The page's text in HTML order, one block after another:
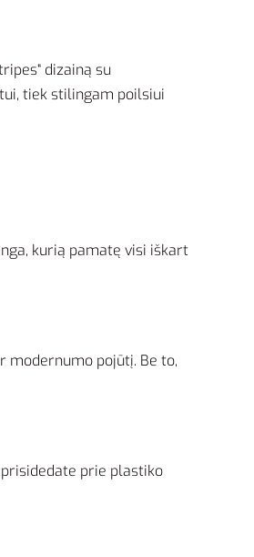
dizainą su
tiek stilingam poilsiui
kurią pamatę visi iškart
modernumo pojūtį. Be to,
prie plastiko